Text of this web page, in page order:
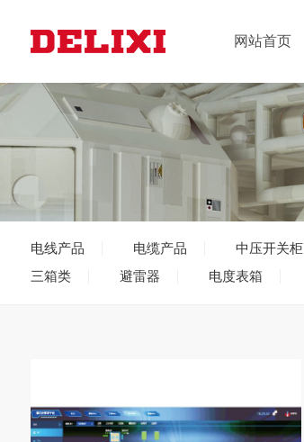
网站首页
电线产品 电缆产品 中压开关柜
三箱类
避雷器 电度表箱